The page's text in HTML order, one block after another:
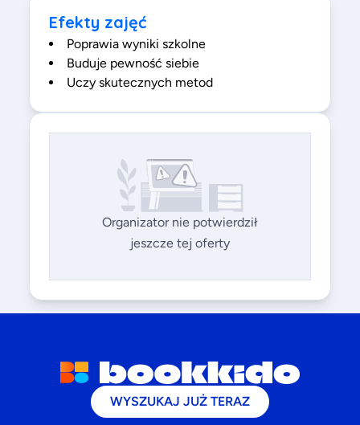
Efekty zajęć
Poprawia wyniki szkolne
Buduje pewność siebie
Uczy skutecznych metod
Organizator nie potwierdził
jeszcze tej oferty
WYSZUKAJ JUŻ TERAZ